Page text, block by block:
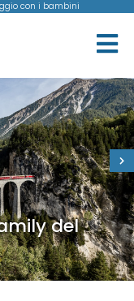
con i bambini
del